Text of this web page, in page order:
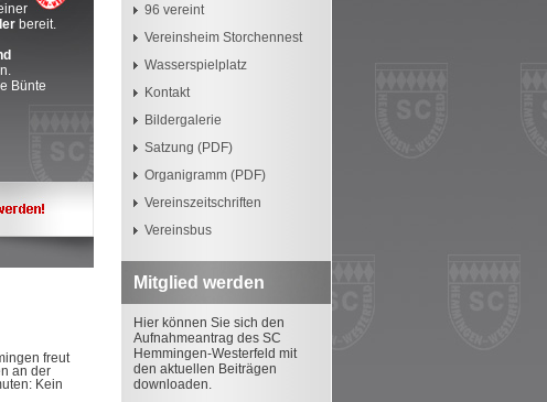
bereit.
Bünte
freut
an der
Kein
96 vereint
Vereinsheim Storchennest
Wasserspielplatz
Kontakt
Bildergalerie
Satzung (PDF)
Organigramm (PDF)
Vereinszeitschriften
Vereinsbus
Mitglied werden
Hier können Sie sich den
Aufnahmeantrag des SC
Hemmingen-Westerfeld mit
den aktuellen Beiträgen
downloaden.